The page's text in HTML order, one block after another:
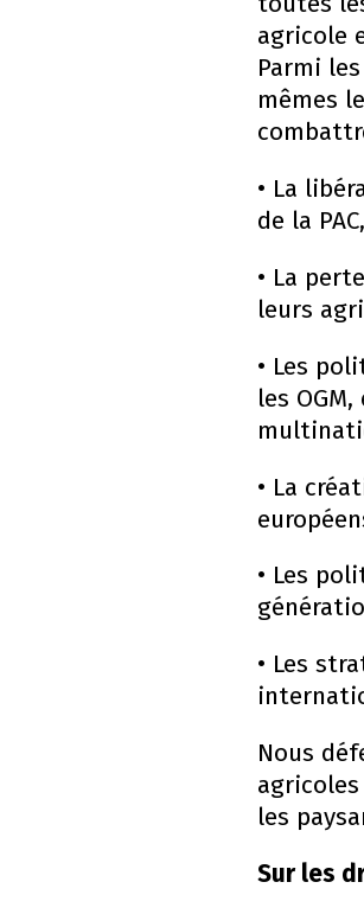
agricole
Parmi
mêmes
• La
de la
• La
leurs
• Les
les
• La
• Les
• Les
Nous
les
Sur les